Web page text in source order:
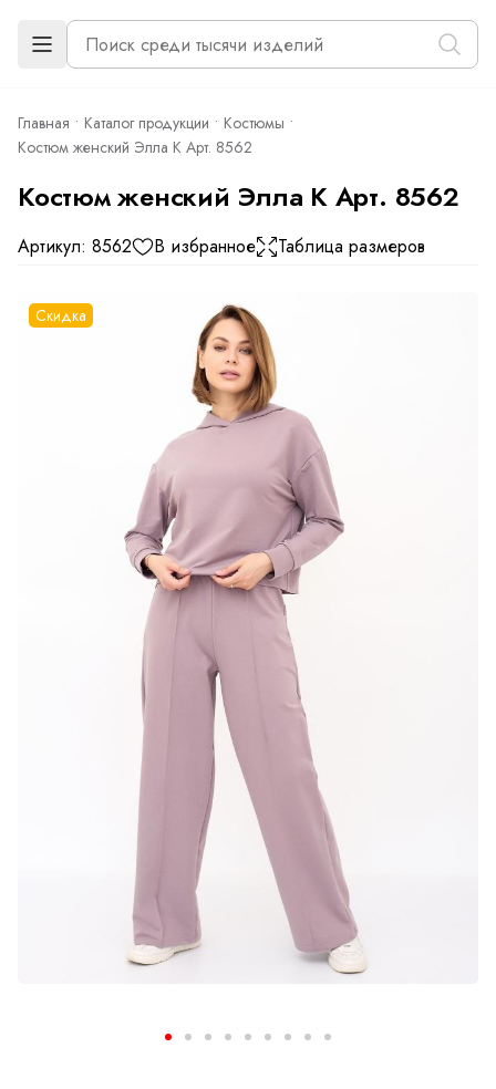
Главная Каталог продукции
Костюмы
Костюм женский Элла К Арт. 8562
Костюм женский Элла К Арт. 8562
Артикул: 8562 В избранное Таблица размеров
Скидка